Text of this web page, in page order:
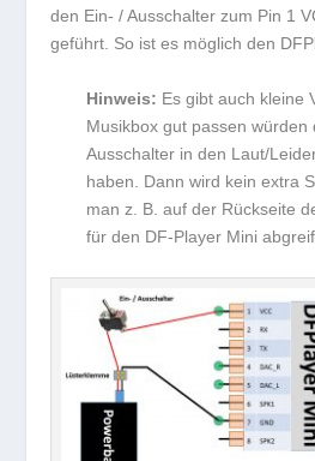
den Ein- / Ausschalter zum Pin 1
geführt. So ist es möglich den
Hinweis: Es gibt auch kleine
Musikbox gut passen würden
Ausschalter in den Laut/
haben. Dann wird kein extra
man z. B. auf der Rückseite
für den DF-Player Mini